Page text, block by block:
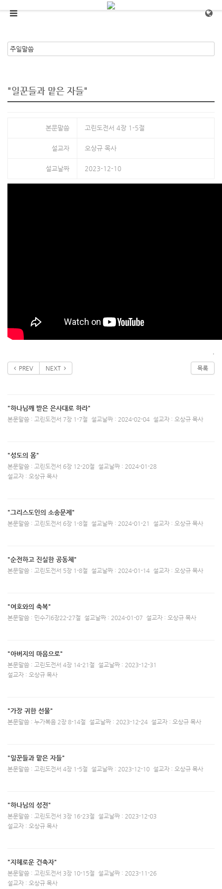
메뉴 건너뛰기
"일꾼들과 맡은 자들"
본문말씀 고린도전서 4장 1-5절
설교자 오상규 목사
설교날짜 2023-12-10
.
PREV NEXT 목록
"하나님깨 받은 은사대로 하라"
본문말씀 : 고린도전서 7장 1-7절 설교날짜 : 2024-02-04 설교자 : 오상규 목사
"성도의 몸"
본문말씀 : 고린도전서 6장 12-20절
설교날짜 : 2024-01-28
설교자 : 오상규 목사
"그리스도인의 소송문제"
본문말씀 : 고린도전서 6장 1-8절 설교날짜 : 2024-01-21 설교자 : 오상규 목사
"순전하고 진실한 공동체"
본문말씀 : 고린도전서 5장 1-8절 설교날짜 : 2024-01-14 설교자 : 오상규 목사
"여호와의 축복"
본문말씀 : 민수기6장22-27절 설교날짜 : 2024-01-07 설교자 : 오상규 목사
"아버지의 마음으로"
본문말씀 : 고린도전서 4장 14-21절
설교날짜 : 2023-12-31
설교자 : 오상규 목사
"가장 귀한 선물"
본문말씀 : 누가복음 2장 8-14절 설교날짜 : 2023-12-24 설교자 : 오상규 목사
"일꾼들과 맡은 자들"
본문말씀 : 고린도전서 4장 1-5절 설교날짜 : 2023-12-10 설교자 : 오상규 목사
"하나님의 성전"
본문말씀 : 고린도전서 3장 16-23절
설교날짜 : 2023-12-03
설교자 : 오상규 목사
"지혜로운 건축자"
본문말씀 : 고린도전서 3장 10-15절
설교날짜 : 2023-11-26
설교자 : 오상규 목사